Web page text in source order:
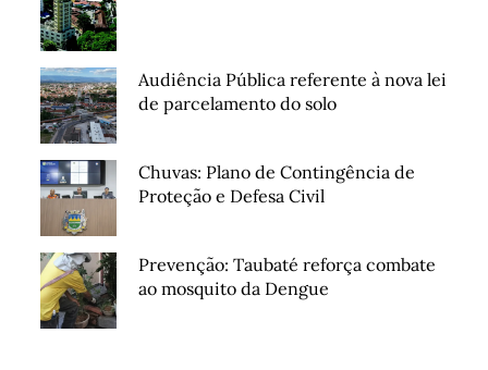
Audiência Pública referente à nova lei
de parcelamento do solo
Chuvas: Plano de Contingência de
Proteção e Defesa Civil
Prevenção: Taubaté reforça combate
ao mosquito da Dengue